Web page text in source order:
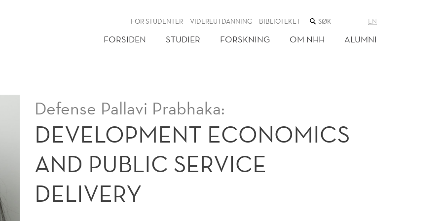
FOR STUDENTER VIDEREUTDANNING BIBLIOTEKET SØK
NETTSTEDET
EN
FORSIDEN STUDIER FORSKNING OM NHH ALUMNI
Defense Pallavi Prabhaka:
DEVELOPMENT ECONOMICS
AND PUBLIC SERVICE
DELIVERY